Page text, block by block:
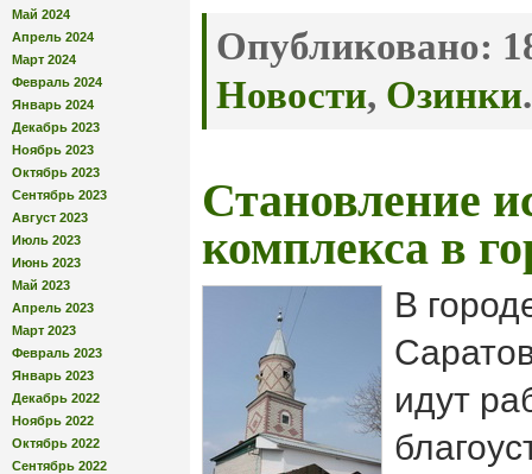
Май 2024
Апрель 2024
Март 2024
Февраль 2024
Январь 2024
Декабрь 2023
Ноябрь 2023
Октябрь 2023
Сентябрь 2023
Август 2023
Июль 2023
Июнь 2023
Май 2023
Апрель 2023
Март 2023
Февраль 2023
Январь 2023
Декабрь 2022
Ноябрь 2022
Октябрь 2022
Сентябрь 2022
Опубликовано:
Новости, Озинки.
Становление
комплекса в
В
идут